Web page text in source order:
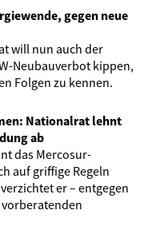
gegen neue
will nun auch der
Neubauverbot kippen,
Folgen zu kennen.
Nationalrat lehnt
ab
das Mercosur-
auf griffige Regeln
er – entgegen